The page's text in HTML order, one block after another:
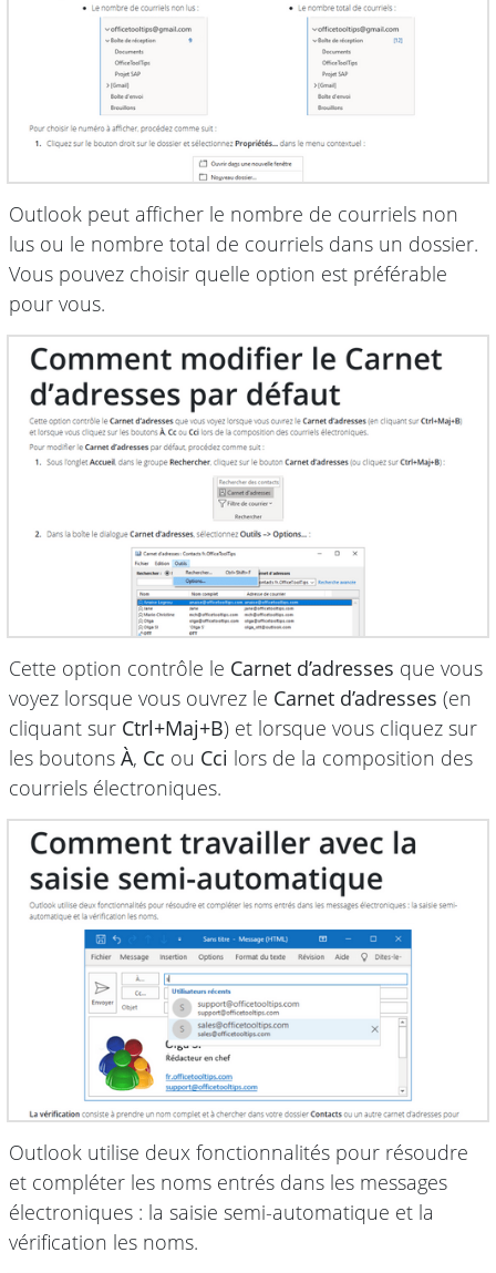
Outlook peut afficher le nombre de courriels non
lus ou le nombre total de courriels dans un dossier.
Vous pouvez choisir quelle option est préférable
pour vous.
Cette option contrôle le Carnet d’adresses que vous
voyez lorsque vous ouvrez le Carnet d’adresses (en
cliquant sur Ctrl+Maj+B) et lorsque vous cliquez sur
les boutons À, Cc ou Cci lors de la composition des
courriels électroniques.
Outlook utilise deux fonctionnalités pour résoudre
et compléter les noms entrés dans les messages
électroniques : la saisie semi-automatique et la
vérification les noms.